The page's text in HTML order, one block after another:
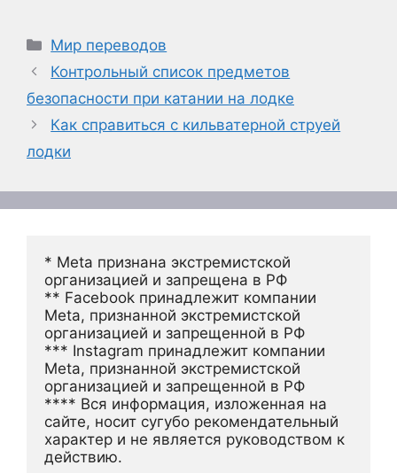
Рубрики
Мир переводов
Контрольный список предметов
безопасности при катании на лодке
Как справиться с кильватерной струей
лодки
* Meta признана экстремистской
организацией и запрещена в РФ
** Facebook принадлежит компании
Meta, признанной экстремистской
организацией и запрещенной в РФ
*** Instagram принадлежит компании
Meta, признанной экстремистской
организацией и запрещенной в РФ
**** Вся информация, изложенная на
сайте, носит сугубо рекомендательный
характер и не является руководством к
действию.